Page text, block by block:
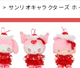
サンリオキャラクターズ